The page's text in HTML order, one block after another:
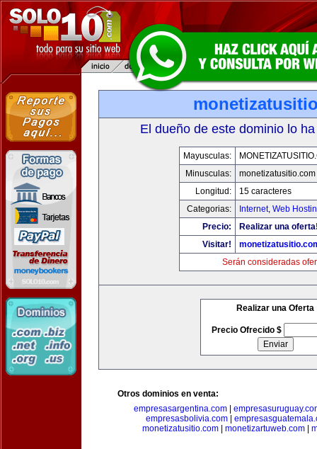
El dueño de este dominio lo
Mayusculas:
Minusculas:
monetizatusitio.com
Longitud:
15 caracteres
Categorias:
Internet, Web
Precio:
Realizar una
Visitar!
Serán consideradas
Realizar una Oferta
Precio Ofrecido $
Otros dominios en venta:
empresasargentina.com|
empresasbolivia.com
monetizatusitio.com
monetizartuweb.com